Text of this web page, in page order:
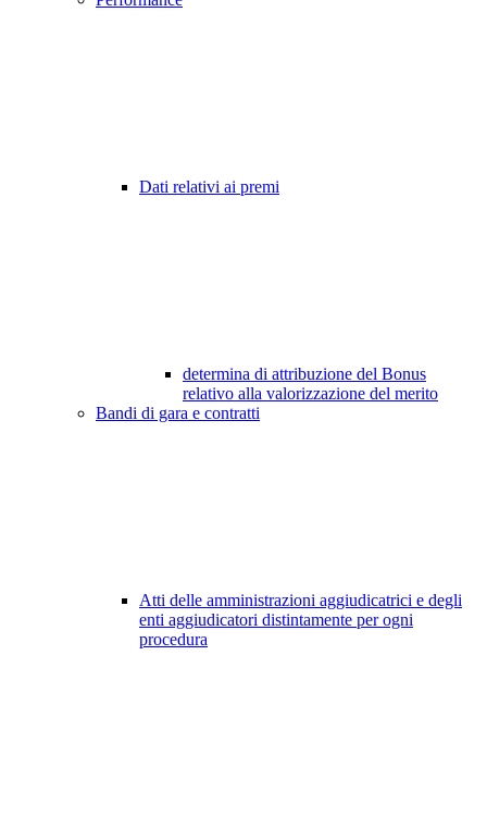
Dati relativi ai premi
determina di attribuzione del Bonus
relativo alla valorizzazione del merito
Bandi di gara e contratti
Atti delle amministrazioni aggiudicatrici e degli
enti aggiudicatori distintamente per ogni
procedura